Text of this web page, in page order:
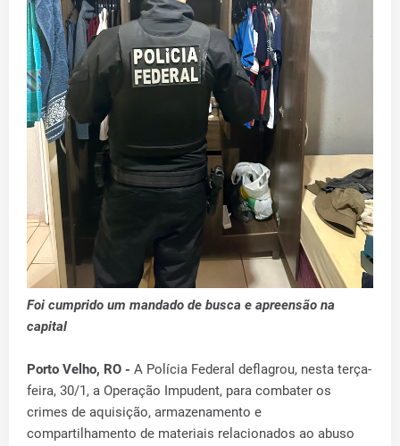
Foi cumprido um mandado de busca e apreensão na
capital
Porto Velho, RO - A Polícia Federal deflagrou, nesta terça-
feira, 30/1, a Operação Impudent, para combater os
crimes de aquisição, armazenamento e
compartilhamento de materiais relacionados ao abuso